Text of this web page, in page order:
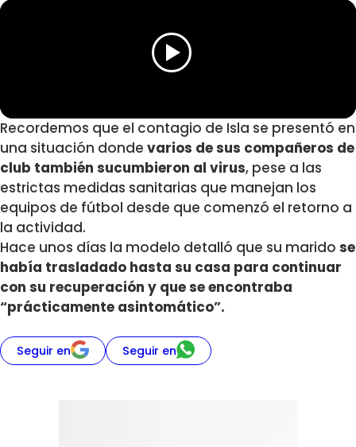
Recordemos que el contagio de Isla se presentó en
una situación donde varios de sus compañeros de
club también sucumbieron al virus, pese a las
estrictas medidas sanitarias que manejan los
equipos de fútbol desde que comenzó el retorno a
la actividad.
Hace unos días la modelo detalló que su marido se
había trasladado hasta su casa para continuar
con su recuperación y que se encontraba
“prácticamente asintomático”.
Seguir en Seguir en